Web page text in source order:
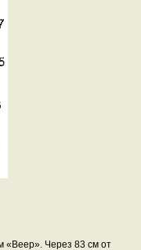
«Веер». Через 83 см от